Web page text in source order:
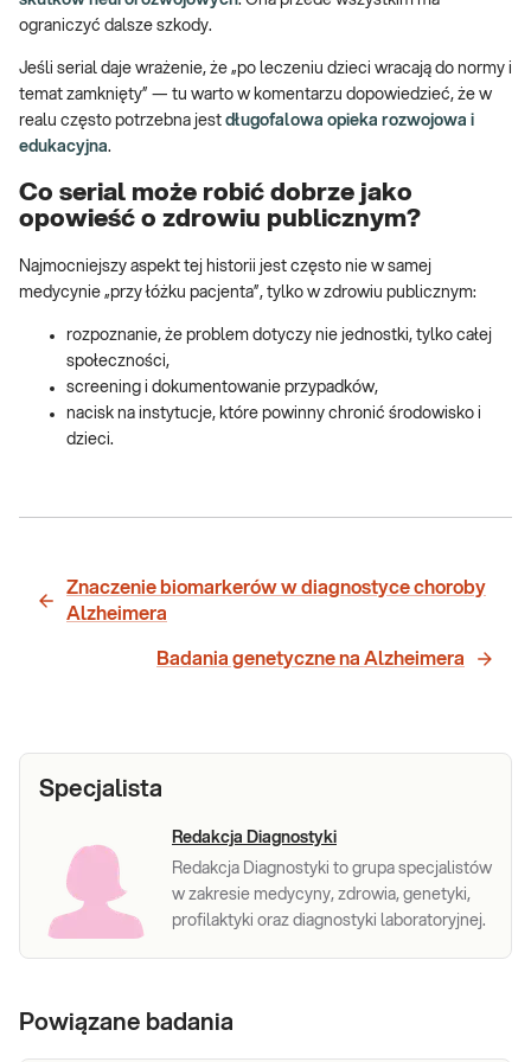
ograniczyć dalsze szkody.
Jeśli serial daje wrażenie, że „po leczeniu dzieci wracają do normy i
temat zamknięty” — tu warto w komentarzu dopowiedzieć, że w
realu często potrzebna jest długofalowa opieka rozwojowa i
edukacyjna.
Co serial może robić dobrze jako
opowieść o zdrowiu publicznym?
Najmocniejszy aspekt tej historii jest często nie w samej
medycynie „przy łóżku pacjenta”, tylko w zdrowiu publicznym:
rozpoznanie, że problem dotyczy nie jednostki, tylko całej
społeczności,
screening i dokumentowanie przypadków,
nacisk na instytucje, które powinny chronić środowisko i
dzieci.
Znaczenie biomarkerów w diagnostyce choroby
Alzheimera
Badania genetyczne na Alzheimera
Specjalista
Redakcja Diagnostyki
Redakcja Diagnostyki to grupa specjalistów
w zakresie medycyny, zdrowia, genetyki,
profilaktyki oraz diagnostyki laboratoryjnej.
Powiązane badania